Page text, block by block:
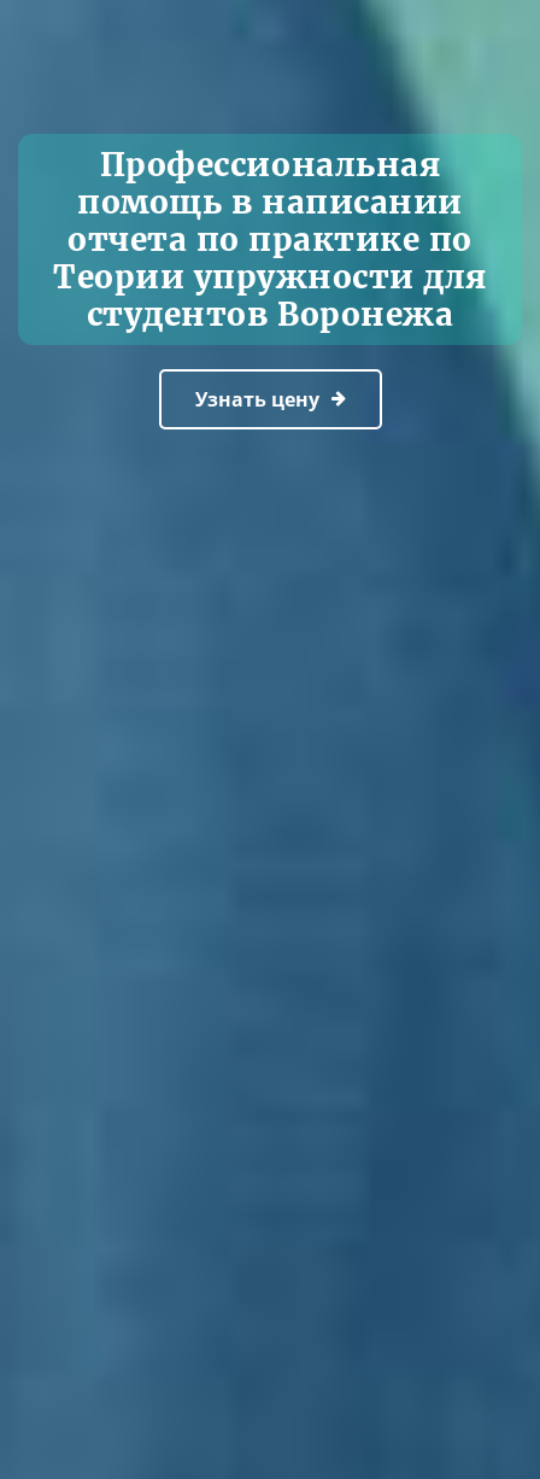
Профессиональная
помощь в написании
отчета по практике по
Теории упружности для
студентов Воронежа
Узнать цену